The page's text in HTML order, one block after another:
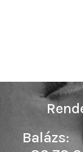
Balázs: